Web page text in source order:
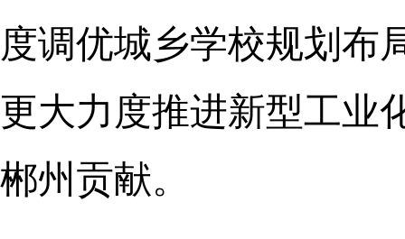
度调优城乡学校规划布
更大力度推进新型工业
郴州贡献。